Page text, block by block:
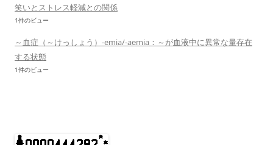
笑いとストレス軽減との関係
1件のビュー
～血症（～けっしょう）-emia/-aemia：～が血液中に異常な量存在
する状態
1件のビュー